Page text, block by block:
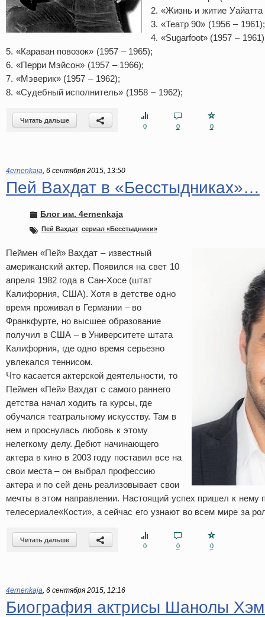
2. «Жизнь и житие
3. «Театр 90» (1956 – 1961);
4. «Sugarfoot» (1957 –
5. «Караван повозок» (1957 – 1965);
6. «Перри Мэйсон» (1957 – 1966);
7. «Мэверик» (1957 – 1962);
8. «Судебный исполнитель» (1958 – 1962);
Читать дальше
0
0 0
4ernenkaja, 6 сентября 2015, 13:50
Пей Вахдат в «Бесстыдниках»…
Блог им. 4ernenkaja
Пей Вахдат сериал «Бесстыдники»
Пеймен «Пей» Вахдат – известный
американский актер. Появился на свет 10
апреля 1982 года в Сан-Хосе (штат
Калифорния, США). Хотя в детстве одно
время проживал в Германии – во
Франкфурте, но высшее образование
получил в США – в Университете штата
Калифорния, где одно время серьезно
увлекался теннисом.
Что касается актерской деятельности, то
Пеймен «Пей» Вахдат с самого раннего
детства начал ходить га курсы, где
обучался театральному искусству. Там в
нем и проснулась любовь к этому
нелегкому делу. Дебют начинающего
актера в кино в 2003 году поставил все на
свои места – он выбрал профессию
актера и по сей день реализовывает свои
мечты в этом направлении. Настоящий успех пришел к нему
телесериале«Кости», а сейчас его узнают во всем мире за
Читать дальше
0
0 0
4ernenkaja, 6 сентября 2015, 12:16
Биография актрисы Шанолы